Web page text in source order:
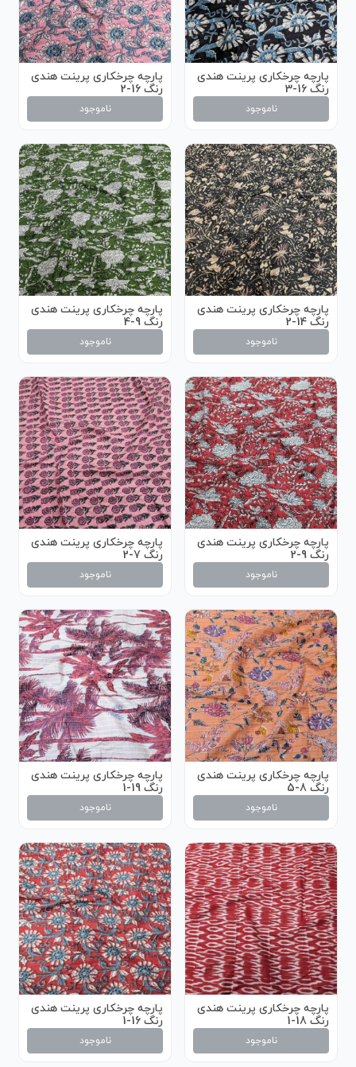
پارچه چرخکاری پرینت هندی
رنگ 16-3
ناموجود
پارچه چرخکاری پرینت هندی
رنگ 16-2
ناموجود
پارچه چرخکاری پرینت هندی
رنگ 14-2
ناموجود
پارچه چرخکاری پرینت هندی
رنگ 9-4
ناموجود
پارچه چرخکاری پرینت هندی
رنگ 9-2
ناموجود
پارچه چرخکاری پرینت هندی
رنگ 7-2
ناموجود
پارچه چرخکاری پرینت هندی
رنگ 8-5
ناموجود
پارچه چرخکاری پرینت هندی
رنگ 19-1
ناموجود
پارچه چرخکاری پرینت هندی
رنگ 18-1
ناموجود
پارچه چرخکاری پرینت هندی
رنگ 16-1
ناموجود